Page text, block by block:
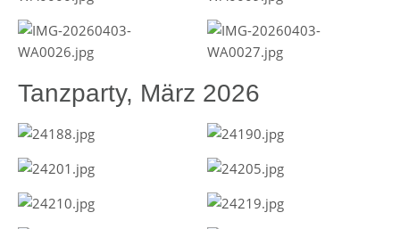
Tanzparty, März 2026